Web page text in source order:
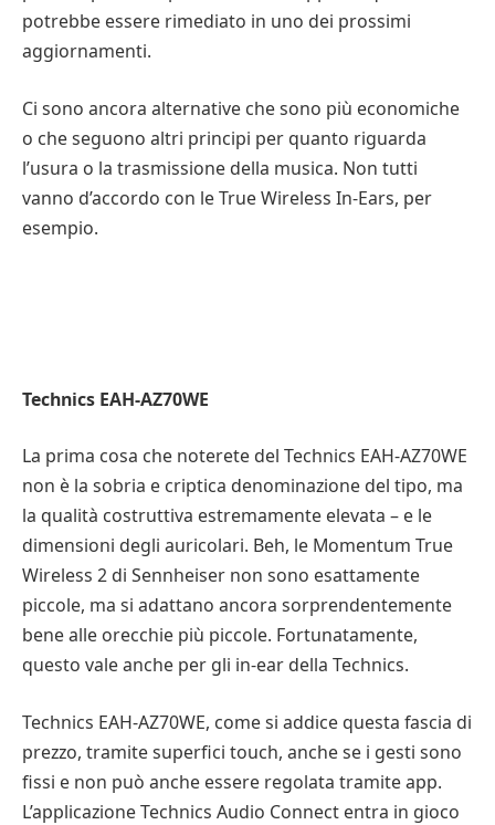
potrebbe essere rimediato in uno dei prossimi
aggiornamenti.
Ci sono ancora alternative che sono più economiche
o che seguono altri principi per quanto riguarda
l’usura o la trasmissione della musica. Non tutti
vanno d’accordo con le True Wireless In-Ears, per
esempio.
Technics EAH-AZ70WE
La prima cosa che noterete del Technics EAH-AZ70WE
non è la sobria e criptica denominazione del tipo, ma
la qualità costruttiva estremamente elevata – e le
dimensioni degli auricolari. Beh, le Momentum True
Wireless 2 di Sennheiser non sono esattamente
piccole, ma si adattano ancora sorprendentemente
bene alle orecchie più piccole. Fortunatamente,
questo vale anche per gli in-ear della Technics.
Technics EAH-AZ70WE, come si addice questa fascia di
prezzo, tramite superfici touch, anche se i gesti sono
fissi e non può anche essere regolata tramite app.
L’applicazione Technics Audio Connect entra in gioco